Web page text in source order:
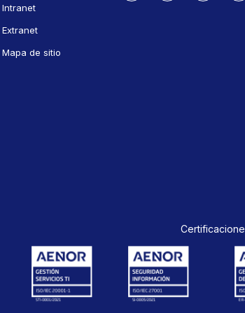
Intranet
Extranet
Mapa de sitio